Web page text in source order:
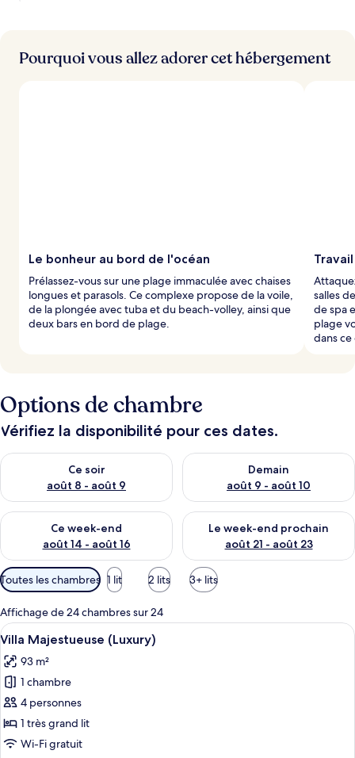
e
u
s
v
Pourquoi vous allez adorer cet hébergement
Le bonheur au bord de l'océan
Prélassez-vous sur une plage immaculée avec chaises
longues et parasols. Ce complexe propose de la voile,
de la plongée avec tuba et du beach-volley, ainsi que
deux bars en bord de plage.
salles
de spa
plage
dans
Options de chambre
Vérifiez la disponibilité pour ces dates.
Ce soir
août 8 - août 9
Vérifier la disponibilité pour ce soir août 8 - août 9
Demain
août 9 - août 10
Vérifier la disponibilité pour
Ce week-end
août 14 - août 16
Vérifier la disponibilité pour ce week-end août 14 - août 16
Le week-end prochain
août 21 - août 23
Vérifier la disponibilité pour
Filtres
disponibles
pour
les
chambres
Toutes les chambres 1 lit 2 lits 3+ lits
Affichage de 24 chambres sur 24
Afficher
toutes
les
photos
pour
ce
type
Une chambre à coucher décorée
6
Villa Majestueuse (Luxury)
93 m²
1 chambre
4 personnes
1 très grand lit
Wi-Fi gratuit